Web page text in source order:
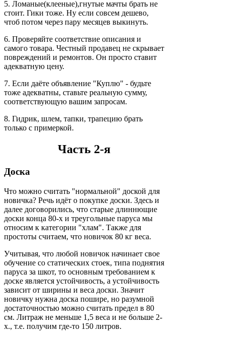
5. Ломаные(клееные),гнутые мачты брать не
стоит. Гики тоже. Ну если совсем дешево,
чтоб потом через пару месяцев выкинуть.
6. Проверяйте соответствие описания и
самого товара. Честный продавец не скрывает
повреждений и ремонтов. Он просто ставит
адекватную цену.
7. Если даёте объявление "Куплю" - будьте
тоже адекватны, ставьте реальную сумму,
соответствующую вашим запросам.
8. Гидрик, шлем, тапки, трапецию брать
только с примеркой.
Часть 2-я
Доска
Что можно считать "нормальной" доской для
новичка? Речь идёт о покупке доски. Здесь и
далее договорились, что старые длиннющие
доски конца 80-х и треугольные паруса мы
относим к категории "хлам". Также для
простоты считаем, что новичок 80 кг веса.
Учитывая, что любой новичок начинает свое
обучение со статических стоек, типа поднятия
паруса за шкот, то основным требованием к
доске является устойчивость, а устойчивость
зависит от ширины и веса доски. Значит
новичку нужна доска пошире, но разумной
достаточностью можно считать предел в 80
см. Литраж не меньше 1,5 веса и не больше 2-
х., т.е. получим где-то 150 литров.